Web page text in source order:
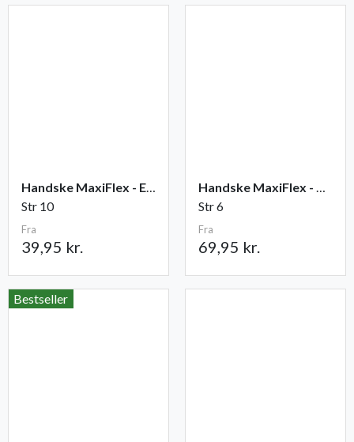
Handske MaxiFlex - Elite
Str 10
Fra
39,95 kr.
Handske MaxiFlex - Cut
Str 6
Fra
69,95 kr.
Bestseller